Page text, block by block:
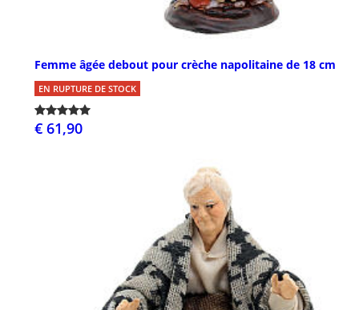
Femme âgée debout pour crèche napolitaine de 18 cm
EN RUPTURE DE STOCK
€ 61,90